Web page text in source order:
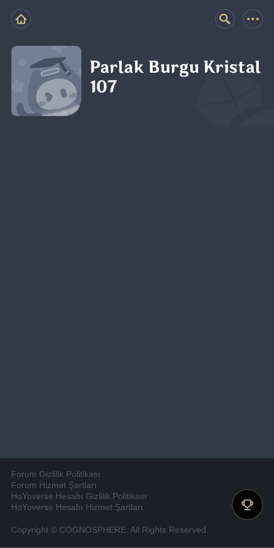
Parlak Burgu Kristal
107
Forum Gizlilik Politikası
Forum Hizmet Şartları
HoYoverse Hesabı Gizlilik Politikası
HoYoverse Hesabı Hizmet Şartları
Copyright © COGNOSPHERE. All Rights Reserved.